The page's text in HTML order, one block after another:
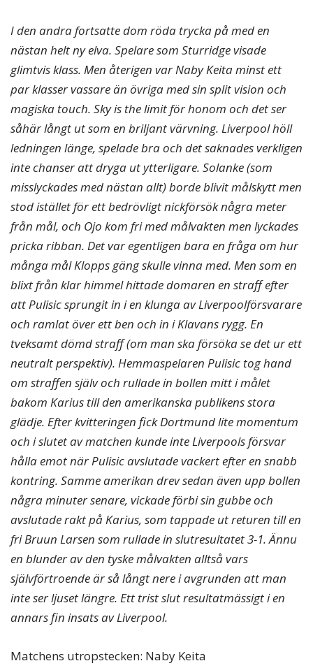
I den andra fortsatte dom röda trycka på med en
nästan helt ny elva. Spelare som Sturridge visade
glimtvis klass. Men återigen var Naby Keita minst ett
par klasser vassare än övriga med sin split vision och
magiska touch. Sky is the limit för honom och det ser
såhär långt ut som en briljant värvning. Liverpool höll
ledningen länge, spelade bra och det saknades verkligen
inte chanser att dryga ut ytterligare. Solanke (som
misslyckades med nästan allt) borde blivit målskytt men
stod istället för ett bedrövligt nickförsök några meter
från mål, och Ojo kom fri med målvakten men lyckades
pricka ribban. Det var egentligen bara en fråga om hur
många mål Klopps gäng skulle vinna med. Men som en
blixt från klar himmel hittade domaren en straff efter
att Pulisic sprungit in i en klunga av Liverpoolförsvarare
och ramlat över ett ben och in i Klavans rygg. En
tveksamt dömd straff (om man ska försöka se det ur ett
neutralt perspektiv). Hemmaspelaren Pulisic tog hand
om straffen själv och rullade in bollen mitt i målet
bakom Karius till den amerikanska publikens stora
glädje. Efter kvitteringen fick Dortmund lite momentum
och i slutet av matchen kunde inte Liverpools försvar
hålla emot när Pulisic avslutade vackert efter en snabb
kontring. Samme amerikan drev sedan även upp bollen
några minuter senare, vickade förbi sin gubbe och
avslutade rakt på Karius, som tappade ut returen till en
fri Bruun Larsen som rullade in slutresultatet 3-1. Ännu
en blunder av den tyske målvakten alltså vars
självförtroende är så långt nere i avgrunden att man
inte ser ljuset längre. Ett trist slut resultatmässigt i en
annars fin insats av Liverpool.
Matchens utropstecken: Naby Keita